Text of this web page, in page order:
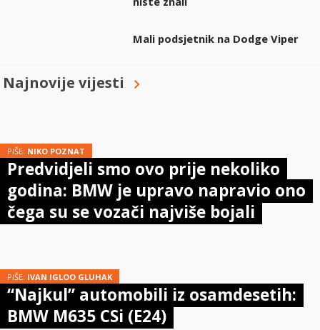
Mali podsjetnik na Dodge Viper
Najnovije vijesti
PIŠE: NIKO POZNAT
Predvidjeli smo ovo prije nekoliko
godina: BMW je upravo napravio ono
čega su se vozači najviše bojali
PIŠE: IVAN IGLOO GLUHAK
“Najkul” automobili iz osamdesetih:
BMW M635 CSi (E24)